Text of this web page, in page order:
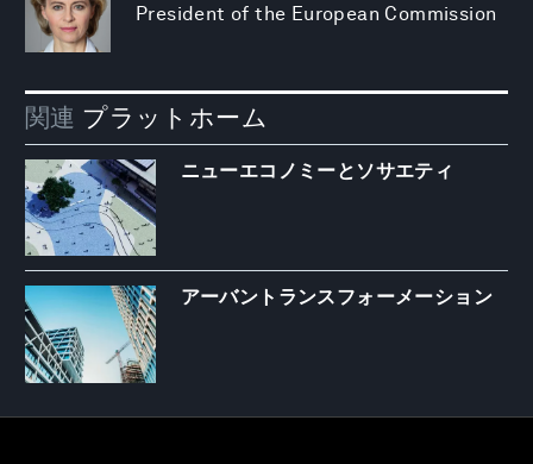
President of the European Commission
関連 プラットホーム
ニューエコノミーとソサエティ
アーバントランスフォーメーション